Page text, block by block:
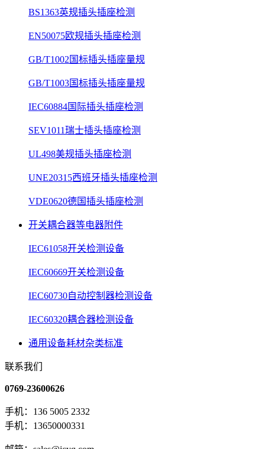
BS1363英规插头插座检测
EN50075欧规插头插座检测
GB/T1002国标插头插座量规
GB/T1003国标插头插座量规
IEC60884国际插头插座检测
SEV1011瑞士插头插座检测
UL498美规插头插座检测
UNE20315西班牙插头插座检测
VDE0620德国插头插座检测
开关耦合器等电器附件
IEC61058开关检测设备
IEC60669开关检测设备
IEC60730自动控制器检测设备
IEC60320耦合器检测设备
通用设备耗材杂类标准
联系我们
0769-23600626
手机：136 5005 2332
手机：13650000331